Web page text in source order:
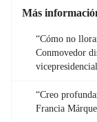
Más
“Cómo no
Conmovedor
“Creo
Francia